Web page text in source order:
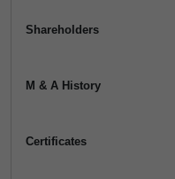
Shareholders
M & A History
Certificates